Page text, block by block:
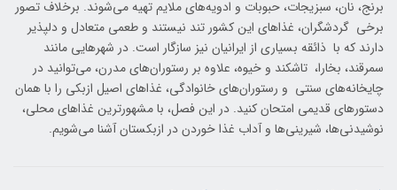
برنج، نان، سبزیجات، حبوبات و ادویه‌های ملایم تهیه می‌شوند. برخلاف تصور
برخی گردشگران، غذاهای این کشور تند نیستند و طعمی متعادل و دلپذیر
دارند که با ذائقه بسیاری از ایرانیان نیز سازگار است. در شهرهایی مانند
سمرقند، بخارا، تاشکند و خیوه، علاوه بر رستوران‌های مدرن، می‌توانید در
چایخانه‌های سنتی و رستوران‌های خانوادگی، غذاهای اصیل ازبکی را با همان
دستورهای قدیمی امتحان کنید. در این فصل، با مشهورترین غذاهای محلی،
نوشیدنی‌ها، شیرینی‌ها و آداب غذا خوردن در ازبکستان آشنا می‌شویم.